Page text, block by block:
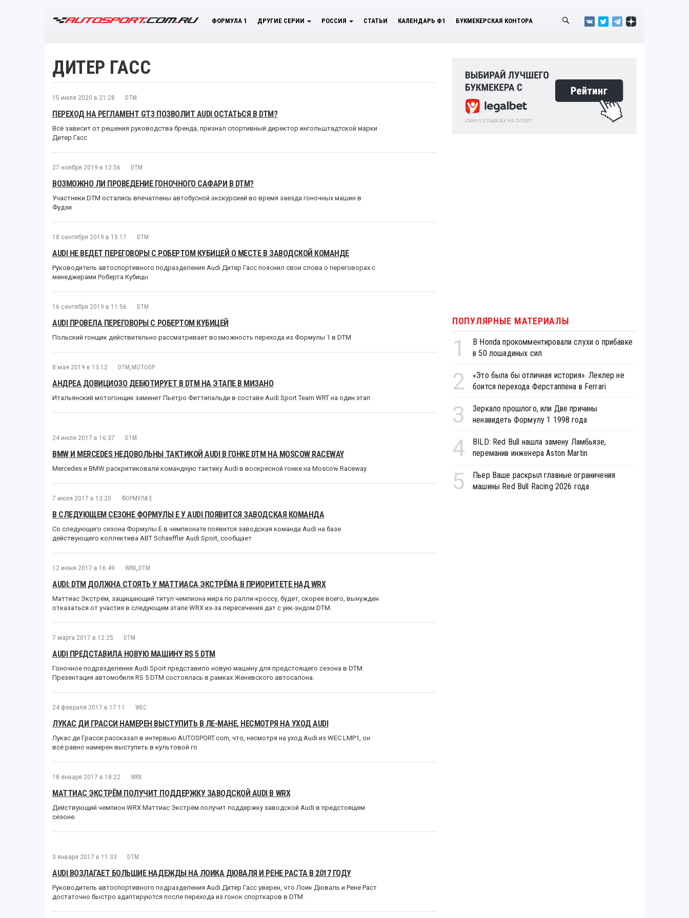
ФОРМУЛА 1 ДРУГИЕ СЕРИИ РОССИЯ СТАТЬИ КАЛЕНДАРЬ Ф1 БУКМЕКЕРСКАЯ КОНТОРА
ДИТЕР ГАСС
15 июля 2020 в 21:28 DTM
ПЕРЕХОД НА РЕГЛАМЕНТ GT3 ПОЗВОЛИТ AUDI ОСТАТЬСЯ В DTM?
Всё зависит от решения руководства бренда, признал спортивный директор ингольштадтской марки
Дитер Гасс
27 ноября 2019 в 12:56 DTM
ВОЗМОЖНО ЛИ ПРОВЕДЕНИЕ ГОНОЧНОГО САФАРИ В DTM?
Участники DTM остались впечатлены автобусной экскурсией во время заезда гоночных машин в
Фудзи
18 сентября 2019 в 15:17 DTM
AUDI НЕ ВЕДЕТ ПЕРЕГОВОРЫ С РОБЕРТОМ КУБИЦЕЙ О МЕСТЕ В ЗАВОДСКОЙ КОМАНДЕ
Руководитель автоспортивного подразделения Audi Дитер Гасс пояснил свои слова о переговорах с
менеджерами Роберта Кубицы
16 сентября 2019 в 11:56 DTM
AUDI ПРОВЕЛА ПЕРЕГОВОРЫ С РОБЕРТОМ КУБИЦЕЙ
Польский гонщик действительно рассматривает возможность перехода из Формулы 1 в DTM
8 мая 2019 в 13:12 DTM MOTOGP
АНДРЕА ДОВИЦИОЗО ДЕБЮТИРУЕТ В DTM НА ЭТАПЕ В МИЗАНО
Итальянский мотогонщик заменит Пьетро Фиттипальди в составе Audi Sport Team WRT на один этап
24 июля 2017 в 16:37 DTM
BMW И MERCEDES НЕДОВОЛЬНЫ ТАКТИКОЙ AUDI В ГОНКЕ DTM НА MOSCOW RACEWAY
Mercedes и BMW раскритиковали командную тактику Audi в воскресной гонке на Moscow Raceway.
7 июля 2017 в 13:20 ФОРМУЛА E
В СЛЕДУЮЩЕМ СЕЗОНЕ ФОРМУЛЫ Е У AUDI ПОЯВИТСЯ ЗАВОДСКАЯ КОМАНДА
Со следующего сезона Формулы Е в чемпионате появится заводская команда Audi на базе
действующего коллектива ABT Schaeffler Audi Sport, сообщает
12 июня 2017 в 16:49 WRX DTM
AUDI: DTM ДОЛЖНА СТОЯТЬ У МАТТИАСА ЭКСТРЁМА В ПРИОРИТЕТЕ НАД WRX
Маттиас Экстрём, защищающий титул чемпиона мира по ралли-кроссу, будет, скорее всего, вынужден
отказаться от участия в следующем этапе WRX из-за пересечения дат с уик-эндом DTM.
7 марта 2017 в 12:25 DTM
AUDI ПРЕДСТАВИЛА НОВУЮ МАШИНУ RS 5 DTM
Гоночное подразделение Audi Sport представило новую машину для предстоящего сезона в DTM.
Презентация автомобиля RS 5 DTM состоялась в рамках Женевского автосалона.
24 февраля 2017 в 17:11 WEC
ЛУКАС ДИ ГРАССИ НАМЕРЕН ВЫСТУПИТЬ В ЛЕ-МАНЕ, НЕСМОТРЯ НА УХОД AUDI
Лукас ди Грасси рассказал в интервью AUTOSPORT.com, что, несмотря на уход Audi из WEC LMP1, он
всё равно намерен выступить в культовой го
18 января 2017 в 18:22 WRX
МАТТИАС ЭКСТРЁМ ПОЛУЧИТ ПОДДЕРЖКУ ЗАВОДСКОЙ AUDI В WRX
Действующий чемпион WRX Маттиас Экстрём получит поддержку заводской Audi в предстоящем
сезоне.
3 января 2017 в 11:33 DTM
AUDI ВОЗЛАГАЕТ БОЛЬШИЕ НАДЕЖДЫ НА ЛОИКА ДЮВАЛЯ И РЕНЕ РАСТА В 2017 ГОДУ
Руководитель автоспортивного подразделения Audi Дитер Гасс уверен, что Лоик Дюваль и Рене Раст
достаточно быстро адаптируются после перехода из гонок спорткаров в DTM.
ПОПУЛЯРНЫЕ МАТЕРИАЛЫ
1
В Honda прокомментировали слухи о прибавке
в 50 лошадиных сил
2
«Это была бы отличная история». Леклер не
боится перехода Ферстаппена в Ferrari
3
Зеркало прошлого, или Две причины
ненавидеть Формулу 1 1998 года
4
BILD: Red Bull нашла замену Ламбьязе,
переманив инженера Aston Martin
5
Пьер Ваше раскрыл главные ограничения
машины Red Bull Racing 2026 года